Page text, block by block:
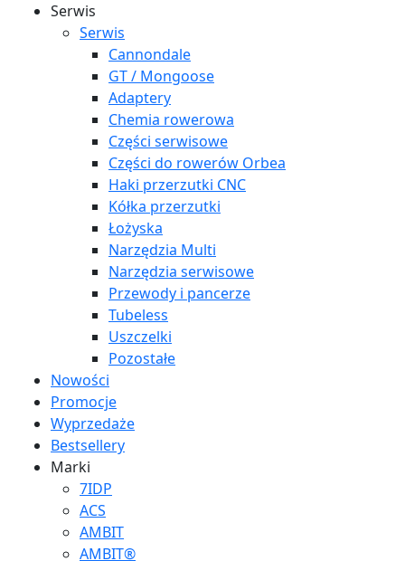
Serwis
Serwis
Cannondale
GT / Mongoose
Adaptery
Chemia rowerowa
Części serwisowe
Części do rowerów Orbea
Haki przerzutki CNC
Kółka przerzutki
Łożyska
Narzędzia Multi
Narzędzia serwisowe
Przewody i pancerze
Tubeless
Uszczelki
Pozostałe
Nowości
Promocje
Wyprzedaże
Bestsellery
Marki
7IDP
ACS
AMBIT
AMBIT®